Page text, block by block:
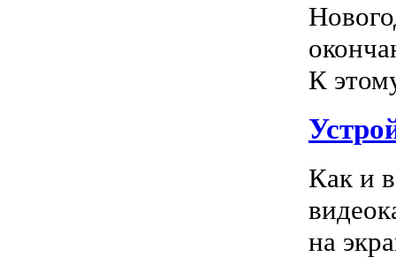
К
Как и
на